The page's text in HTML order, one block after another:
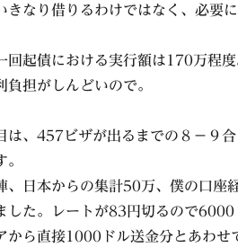
きなり借りるわけではなく、必要
回起債における実行額は170万程
負担がしんどいので。
は、457ビザが出るまでの８－９
、日本からの集計50万、僕の口座
した。レートが83円切るので6000
から直接1000ドル送金分とあわせ